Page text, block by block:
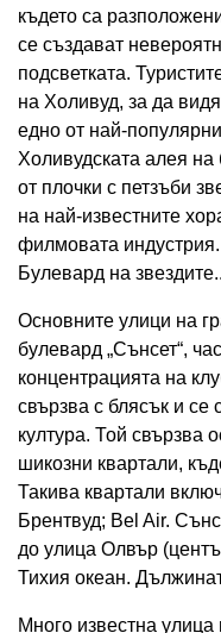
където са
се създават
подсветката.
на Холивуд, за да
едно от най-
Холивудската алея
от плочки с петзъби
на най-известните
филмовата
Булевард на звездите..
Основните улици на
булевард „Сънсет“,
концентрацията на
свързва с блясък и се
култура. Той свързва
шикозни квартали,
Такива квартали
Брентвуд; Bel Air.
до улица Олвър
Тихия океан.
Много известна